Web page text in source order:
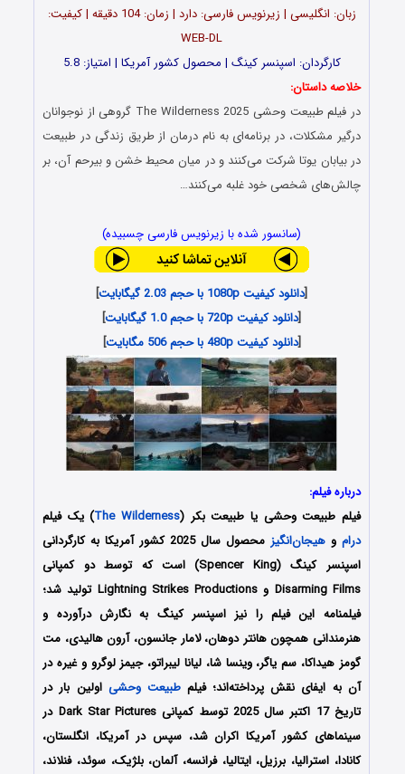
زبان: انگلیسی | زیرنویس فارسی: دارد | زمان: 104 دقیقه | کیفیت:
WEB-DL
کارگردان: اسپنسر کینگ | محصول کشور آمریکا | امتیاز: 5.8
خلاصه داستان:
در فیلم طبیعت وحشی The Wilderness 2025 گروهی از نوجوانان
درگیر مشکلات، در برنامه‌ای به نام درمان از طریق زندگی در طبیعت
در بیابان یوتا شرکت می‌کنند و در میان محیط خشن و بیرحم آن، بر
چالش‌های شخصی خود غلبه می‌کنند…
(سانسور شده با زیرنویس فارسی چسبیده)
[دانلود کیفیت 1080p با حجم 2.03 گیگابایت
]
[دانلود کیفیت 720p با حجم 1.0 گیگابایت
]
[دانلود کیفیت 480p با حجم 506 مگابایت ]
درباره فیلم:
فیلم طبیعت وحشی یا طبیعت بکر (The Wilderness) یک فیلم
درام وهیجان‌انگیز
محصول سال 2025 کشور آمریکا به کارگردانی
اسپنسر کینگ (Spencer King) است که توسط دو کمپانی‌
Disarming Films و Lightning Strikes Productions تولید شد؛
فیلمنامه این فیلم را نیز اسپنسر کینگ به نگارش درآورده و
هنرمندانی همچونهانتر دوهان، لامار جانسون، آرون هالیدی، مت
گومز هیداکا، سم یاگر، وینسا شا، لیانا لیبراتو، جیمز لوگروو غیره در
آن به ایفای نقش پرداخته‌اند؛ فیلمطبیعت وحشی اولین بار در
تاریخ 17 اکتبر سال 2025
توسط کمپانی‌ Dark Star Pictures در
سینماهای کشور آمریکا اکران شد، سپس در آمریکا، انگلستان،
کانادا، استرالیا، برزیل، ایتالیا، فرانسه، آلمان، بلژیک، سوئد، فنلاند،